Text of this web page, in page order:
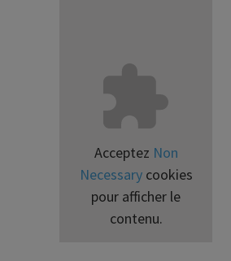
Acceptez Non
Necessarycookies
pour afficher le
contenu.